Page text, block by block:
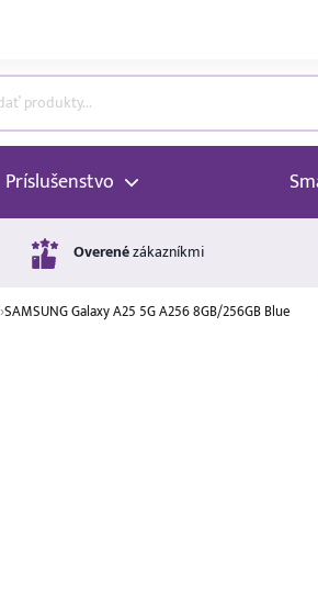
Príslušenstvo
Overenézákazníkmi
›SAMSUNG Galaxy A25 5G A256 8GB/256GB Blue